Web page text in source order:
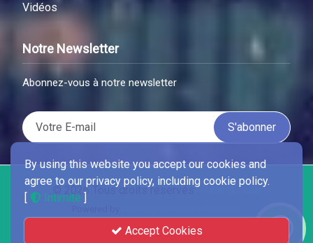
Vidéos
Notre Newsletter
Abonnez-vous à notre newsletter
S'abonner
© 2026 Tous droits réservés . Titre du site
By using this website you accept our cookies and
agree to our privacy policy, including cookie policy.
[
Intimité ]
Accept Cookies